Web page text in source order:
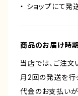
・ ショップにて
商品のお届け時期
当店では、ご注文
月2回の発送を行
代金のお支払い